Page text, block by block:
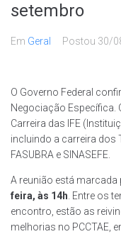
setembro
Em Geral Postou 30/
O Governo Federal
Negociação Específica.
Carreira das IFE
incluindo a carreira dos
FASUBRA e SINASEFE.
A reunião está marcada
feira, às 14h. Entre os
encontro, estão as
melhorias no PCCTAE,